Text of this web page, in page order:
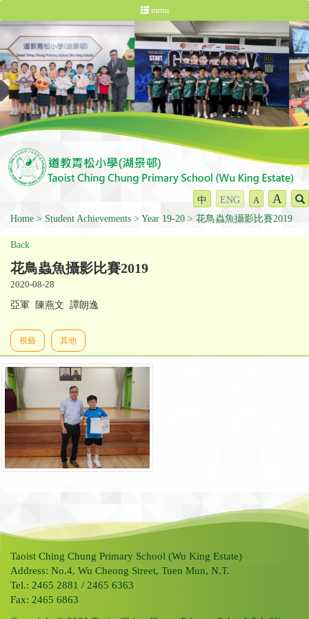
menu
中 ENG A A
Home Student Achievements Year 19-20 花鳥蟲魚攝影比賽2019
Back
花鳥蟲魚攝影比賽2019
2020-08-28
亞軍 陳燕文 譚朗逸
視藝 其他
Taoist Ching Chung Primary School (Wu King Estate)
Address: No.4, Wu Cheong Street, Tuen Mun, N.T.
Tel.: 2465 2881 / 2465 6363
Fax: 2465 6863